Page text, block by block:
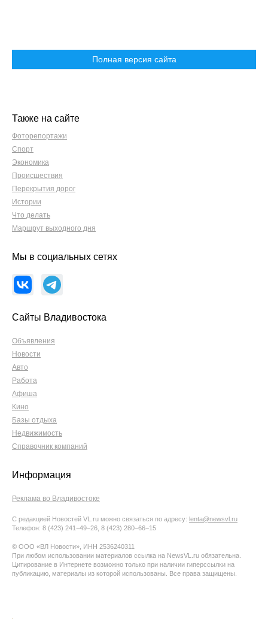
Полная версия сайта
Также на сайте
Фоторепортажи
Спорт
Экономика
Происшествия
Перекрытия дорог
Истории
Что делать
Маршрут выходного дня
Мы в социальных сетях
Сайты Владивостока
Объявления
Новости
Авто
Работа
Афиша
Кино
Базы отдыха
Недвижимость
Справочник компаний
Информация
Реклама во Владивостоке
С редакцией Новостей VL.ru можно связаться по адресу: lenta@newsvl.ru
Телефон: 8 (423) 241−49−26, 8 (423) 280−66−15
© ООО «ВЛ Новости», ИНН 2536240311
При любом использовании материалов ссылка на NewsVL.ru обязательна.
Цитирование в Интернете возможно только при наличии гиперссылки на
публикацию, материалы из которой использованы. Все права защищены.